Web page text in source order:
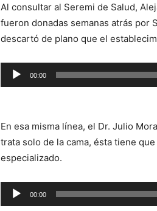
Al consultar al Seremi de Salud,
fueron donadas semanas atrás por
descartó de plano que el
Reproductor
de
00:00
En esa misma línea, el Dr. Julio
trata solo de la cama, ésta tiene
especializado.
Reproductor
de
00:00